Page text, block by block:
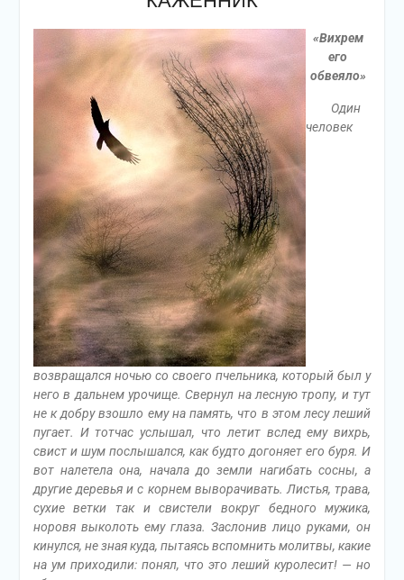
«Вихрем
его
обвеяло»
Один
человек
возвращался ночью со своего пчельника, который был у
него в дальнем урочище. Свернул на лесную тропу, и тут
не к добру взошло ему на память, что в этом лесу леший
пугает. И тотчас услышал, что летит вслед ему вихрь,
свист и шум послышался, как будто догоняет его буря. И
вот налетела она, начала до земли нагибать сосны, а
другие деревья и с корнем выворачивать. Листья, трава,
сухие ветки так и свистели вокруг бедного мужика,
норовя выколоть ему глаза. Заслонив лицо руками, он
кинулся, не зная куда, пытаясь вспомнить молитвы, какие
на ум приходили: понял, что это леший куролесит! — но